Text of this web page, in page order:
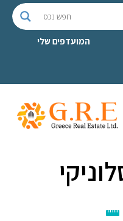
המועדפים שלי